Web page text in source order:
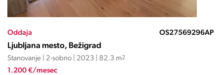
Oddaja OS27569296AP
Ljubljana mesto, Bežigrad
Stanovanje | 2-sobno | 2023 | 82.3 m2
1.200 €/mesec